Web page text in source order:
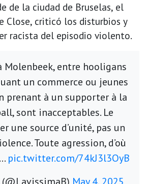
de la ciudad de Bruselas, el
Close, criticó los disturbios y
racista del episodio violento.
Molenbeek, entre hooligans
un commerce ou jeunes
prenant à un supporter à la
sont inacceptables. Le
une source d’unité, pas un
Toute agression, d’où
pic.twitter.com/74kJ3l3OyB